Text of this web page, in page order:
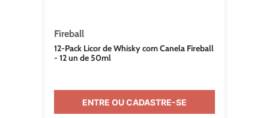
Fireball
12-Pack Licor de Whisky com Canela Fireball
- 12 un de 50ml
ENTRE OU CADASTRE-SE